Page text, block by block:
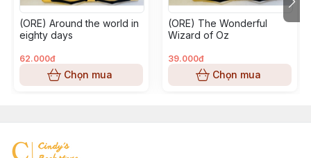
(ORE) Around the world in
eighty days
62.000đ
Chọn mua
(ORE) The Wonderful
Wizard of Oz
39.000đ
Chọn mua